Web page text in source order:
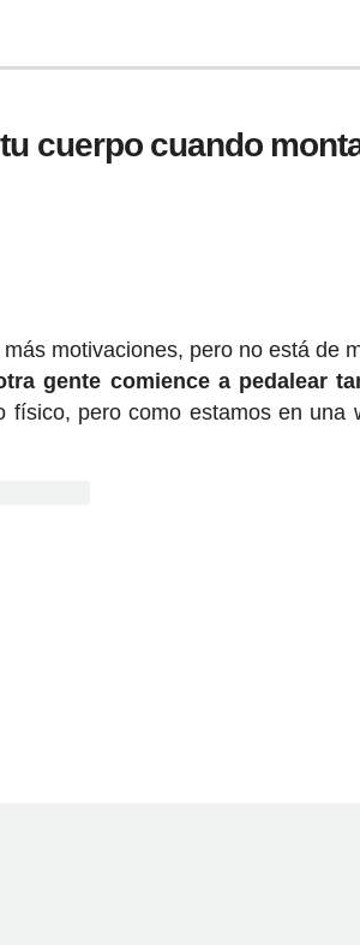
cuerpo cuando
motivaciones, pero no está de
gente comience a pedalear
físico, pero como estamos en una